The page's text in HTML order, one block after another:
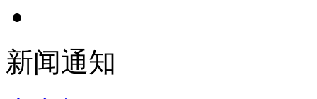
新闻通知